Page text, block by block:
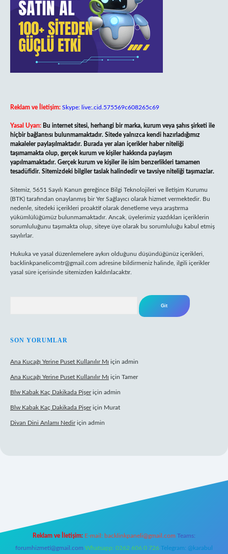
Reklam ve İletişim: Skype: live:.cid.575569c608265c69
Yasal Uyarı: Bu internet sitesi, herhangi bir marka, kurum veya şahıs şirketi ile
hiçbir bağlantısı bulunmamaktadır. Sitede yalnızca kendi hazırladığımız
makaleler paylaşılmaktadır. Burada yer alan içerikler haber niteliği
taşımamakta olup, gerçek kurum ve kişiler hakkında paylaşım
yapılmamaktadır. Gerçek kurum ve kişiler ile isim benzerlikleri tamamen
tesadüfidir. Sitemizdeki bilgiler taslak halindedir ve tavsiye niteliği taşımazlar.
Sitemiz, 5651 Sayılı Kanun gereğince Bilgi Teknolojileri ve İletişim Kurumu
(BTK) tarafından onaylanmış bir Yer Sağlayıcı olarak hizmet vermektedir. Bu
nedenle, sitedeki içerikleri proaktif olarak denetleme veya araştırma
yükümlülüğümüz bulunmamaktadır. Ancak, üyelerimiz yazdıkları içeriklerin
sorumluluğunu taşımakta olup, siteye üye olarak bu sorumluluğu kabul etmiş
sayılırlar.
Hukuka ve yasal düzenlemelere aykırı olduğunu düşündüğünüz içerikleri,
backlinkpanelicomtr@gmail.com adresine bildirmeniz halinde, ilgili içerikler
yasal süre içerisinde sitemizden kaldırılacaktır.
SON YORUMLAR
Ana Kucağı Yerine Puset Kullanılır Mı için admin
Ana Kucağı Yerine Puset Kullanılır Mı için Tamer
Blw Kabak Kaç Dakikada Pişeriçin admin
Blw Kabak Kaç Dakikada Pişeriçin Murat
Divan Dini Anlamı Nediriçin admin
Reklam ve İletişim: E-mail: backlinkpaneli@gmail.com Teams:
forumhizmeti@gmail.com Whatsapp: 0262 606 0 726 Telegram: @karabul